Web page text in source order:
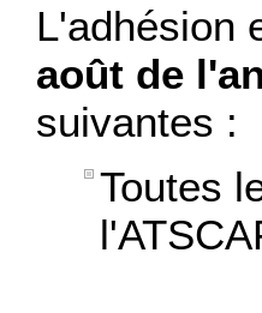
L'adhésion
août de
suivantes :
Toutes